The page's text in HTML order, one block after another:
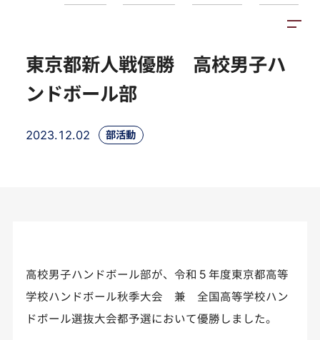
東京都新人戦優勝 高校男子ハ
ンドボール部
2023.12.02 部活動
高校男子ハンドボール部が、令和５年度東京都高等
学校ハンドボール秋季大会 兼 全国高等学校ハン
ドボール選抜大会都予選において優勝しました。